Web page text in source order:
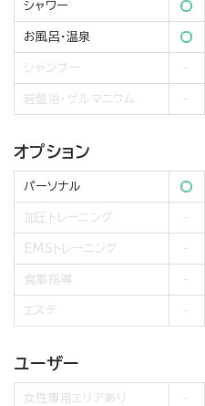
シャワー
お風呂・温泉
シャンプー
岩盤浴・ゲルマニウム
オプション
パーソナル
加圧トレーニング
EMSトレーニング
食事指導
エステ
ユーザー
女性専用エリアあり